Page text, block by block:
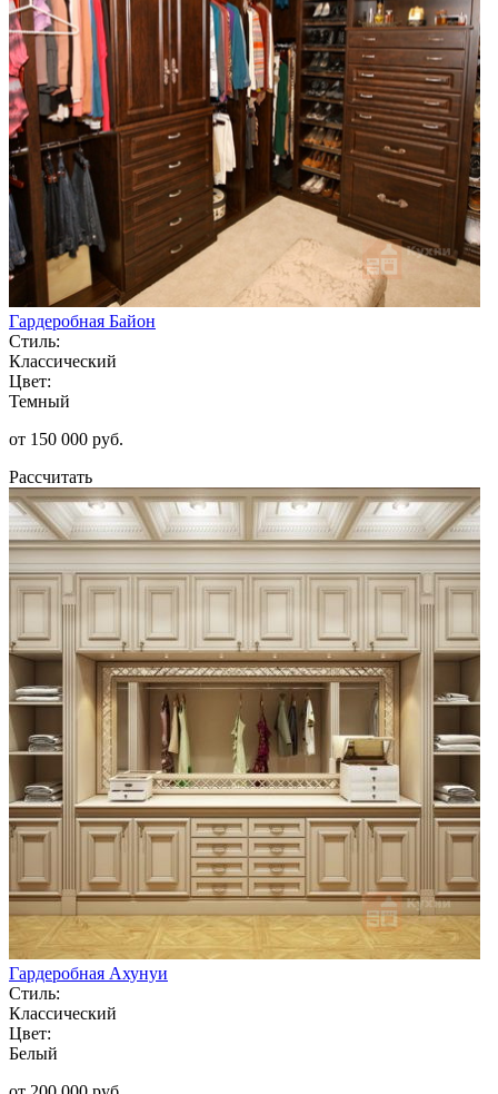
Гардеробная Байон
Стиль:
Классический
Цвет:
Темный
от 150 000 руб.
Рассчитать
Гардеробная Ахунуи
Стиль:
Классический
Цвет:
Белый